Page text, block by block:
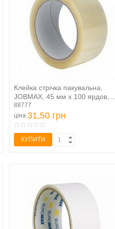
Клейка стрічка пакувальна,
JOBMAX, 45 мм x 100 ярдов,...
88777
ціна 31,50 грн
КУПИТИ